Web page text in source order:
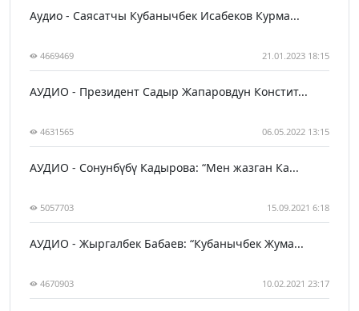
Аудио - Саясатчы Кубанычбек Исабеков Курма...
4669469 21.01.2023 18:15
АУДИО - Президент Садыр Жапаровдун Констит...
4631565 06.05.2022 13:15
АУДИО - Сонунбүбү Кадырова: “Мен жазган Ка...
5057703 15.09.2021 6:18
АУДИО - Жыргалбек Бабаев: “Кубанычбек Жума...
4670903 10.02.2021 23:17